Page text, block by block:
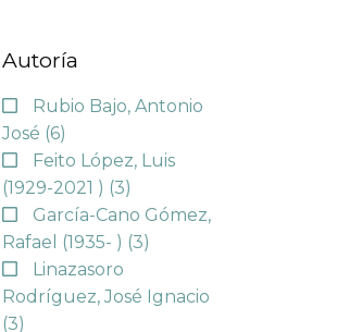
Autoría
Rubio Bajo, Antonio
José (6)
Feito López, Luis
(1929-2021 ) (3)
García-Cano Gómez,
Rafael (1935- ) (3)
Linazasoro
Rodríguez, José Ignacio
(3)